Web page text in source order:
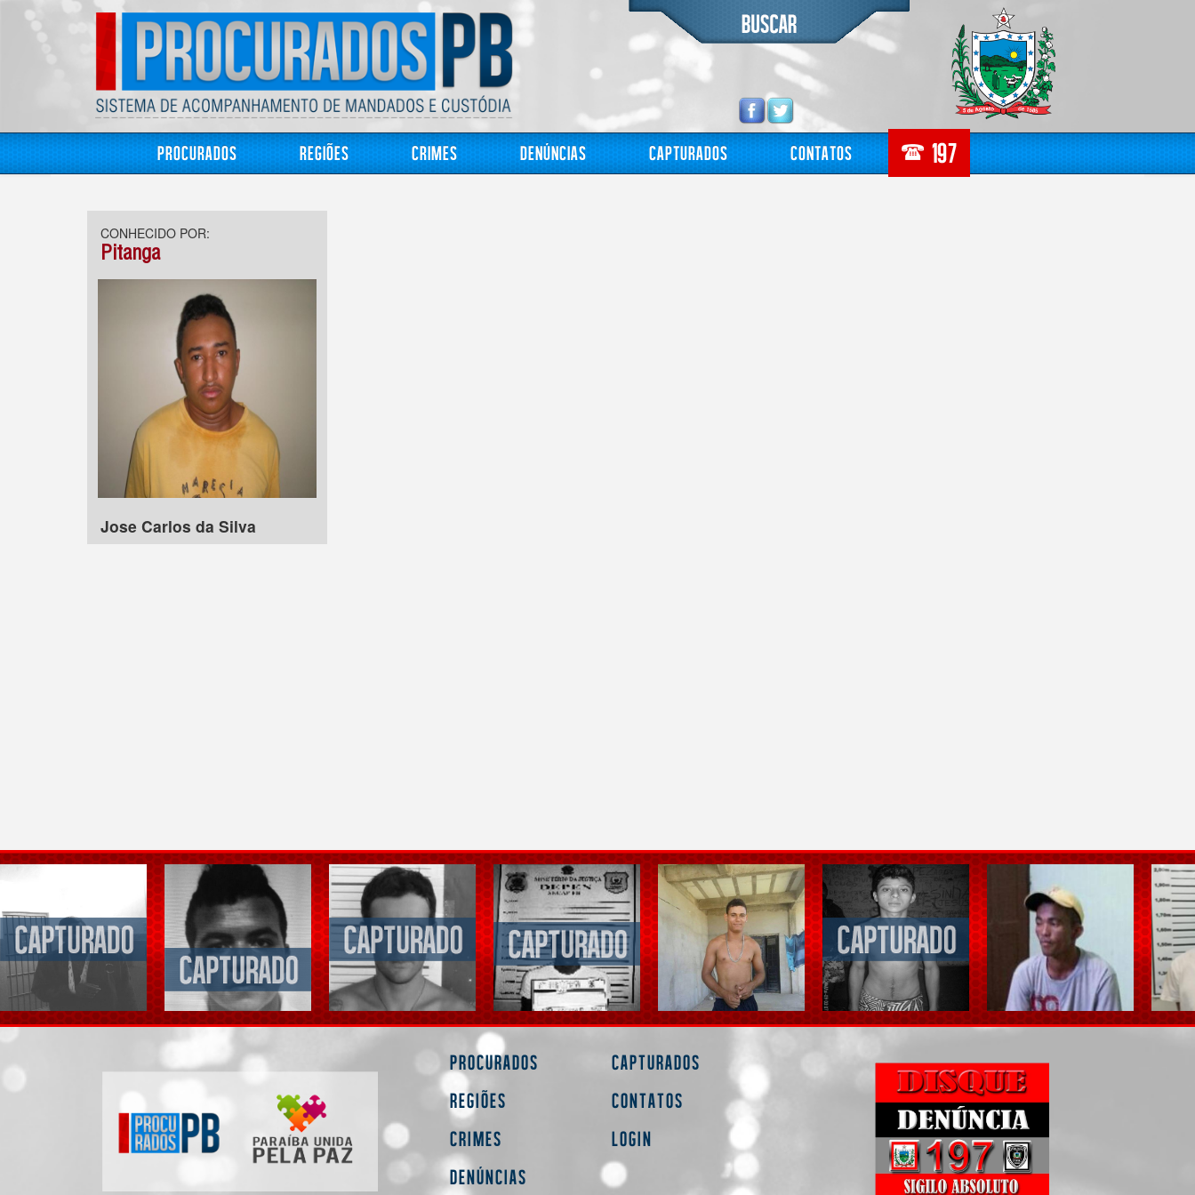
Procurados Regiões Crimes Denúncias Capturados Contatos
CONHECIDO POR:
Pitanga
Jose Carlos da Silva
Procurados
Regiões
Crimes
Denúncias
Capturados
Contatos
Login